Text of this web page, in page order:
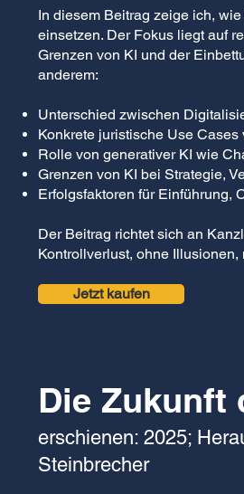
In diesem Beitrag zeige ich,
einsetzen. Der Fokus liegt auf
Grenzen von KI und der
anderem:
Unterschied zwischen
Konkrete juristische Use
Rolle von generativer KI wie
Grenzen von KI bei Strategie,
Erfolgsfaktoren für Einführung,
Der Beitrag richtet sich an
Kontrollverlust, ohne
Jetzt kaufen
Die Zukunft
erschienen: 2025;
Steinbrecher